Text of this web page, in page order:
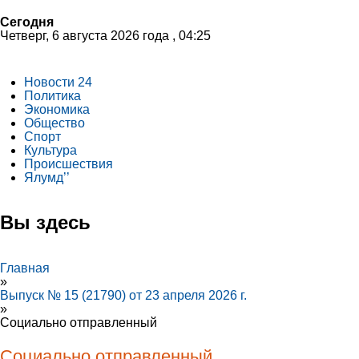
Сегодня
Четверг, 6 августа 2026 года , 04:25
Новости 24
Политика
Экономика
Общество
Спорт
Культура
Происшествия
Ялумд’’
Вы здесь
Главная
»
Выпуск № 15 (21790) от 23 апреля 2026 г.
»
Социально отправленный